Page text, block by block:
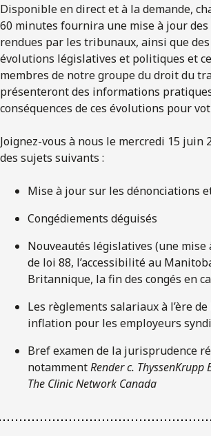
Disponible en direct et à la demande,
60 minutes fournira une mise à jour des
rendues par les tribunaux, ainsi que
évolutions législatives et politiques et
membres de notre groupe du droit du
présenteront des informations
conséquences de ces évolutions pour
Joignez-vous à nous le mercredi 15 juin
des sujets suivants :
Mise à jour sur les dénonciations
Congédiements déguisés
Nouveautés législatives (une
de loi 88, l’accessibilité au
Britannique, la fin des congés en
Les règlements salariaux à l’ère
inflation pour les employeurs
Bref examen de la jurisprudence
notammentRender c. ThyssenKrupp
The Clinic Network Canada